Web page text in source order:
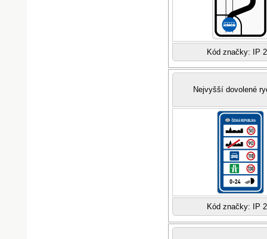
Kód značky: IP
Nejvyšší dovolené
Kód značky: IP